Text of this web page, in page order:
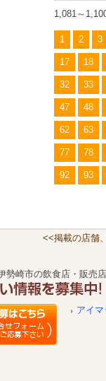
1,081～
1 2 3
17 18
32 33
47 48
62 63
77 78
92 93
<<掲載の店舗
勢崎市の飲食店・販売
アイ